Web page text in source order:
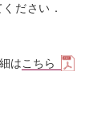
ださい．
はこちら